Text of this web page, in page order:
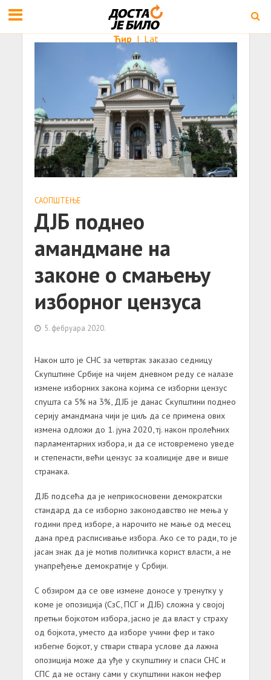
Ћир | Lat
САОПШТЕЊE
ДЈБ поднео
амандмане на
законе о смањењу
изборног цензуса
5. фебруара 2020.
Након што је СНС за четвртак заказао седницу
Скупштине Србије на чијем дневном реду се налазе
измене изборних закона којима се изборни цензус
спушта са 5% на 3%, ДЈБ је данас Скупштини поднео
серију амандмана чији је циљ да се примена ових
измена одложи до 1. јуна 2020, тј. након пролећних
парламентарних избора, и да се истовремено уведе
и степенасти, већи цензус за коалиције две и више
странака.
ДЈБ подсећа да је неприкосновени демократски
стандард да се изборно законодавство не мења у
години пред изборе, а нарочито не мање од месец
дана пред расписивање избора. Ако се то ради, то је
јасан знак да је мотив политичка корист власти, а не
унапређење демократије у Србији.
С обзиром да се ове измене доносе у тренутку у
коме је опозиција (СзС, ПСГ и ДЈБ) сложна у својој
претњи бојкотом избора, јасно је да власт у страху
од бојкота, уместо да изборе учини фер и тако
избегне бојкот, у ствари ствара услове да лажна
опозиција може да уђе у скупштину и спаси СНС и
СПС да не остану сами у скупштини након нефер